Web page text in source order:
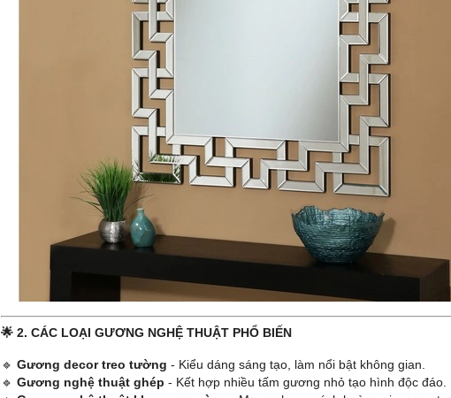
🌟 2. CÁC LOẠI GƯƠNG NGHỆ THUẬT PHỔ BIẾN
🔹 Gương decor treo tường - Kiểu dáng sáng tạo, làm nổi bật không gian.
🔹 Gương nghệ thuật ghép - Kết hợp nhiều tấm gương nhỏ tạo hình độc đáo.